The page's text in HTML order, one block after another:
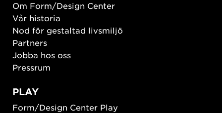
Om Form/Design Center
Vår historia
Nod för gestaltad livsmiljö
Partners
Jobba hos oss
Pressrum
PLAY
Form/Design Center Play